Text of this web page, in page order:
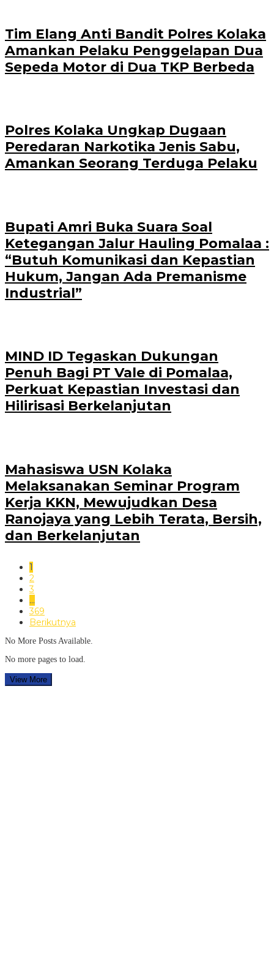
Tim Elang Anti Bandit Polres Kolaka
Amankan Pelaku Penggelapan Dua
Sepeda Motor di Dua TKP Berbeda
Polres Kolaka Ungkap Dugaan
Peredaran Narkotika Jenis Sabu,
Amankan Seorang Terduga Pelaku
Bupati Amri Buka Suara Soal
Ketegangan Jalur Hauling Pomalaa :
“Butuh Komunikasi dan Kepastian
Hukum, Jangan Ada Premanisme
Industrial”
MIND ID Tegaskan Dukungan
Penuh Bagi PT Vale di Pomalaa,
Perkuat Kepastian Investasi dan
Hilirisasi Berkelanjutan
Mahasiswa USN Kolaka
Melaksanakan Seminar Program
Kerja KKN, Mewujudkan Desa
Ranojaya yang Lebih Terata, Bersih,
dan Berkelanjutan
1
2
3
…
369
Berikutnya
No More Posts Available.
No more pages to load.
View More